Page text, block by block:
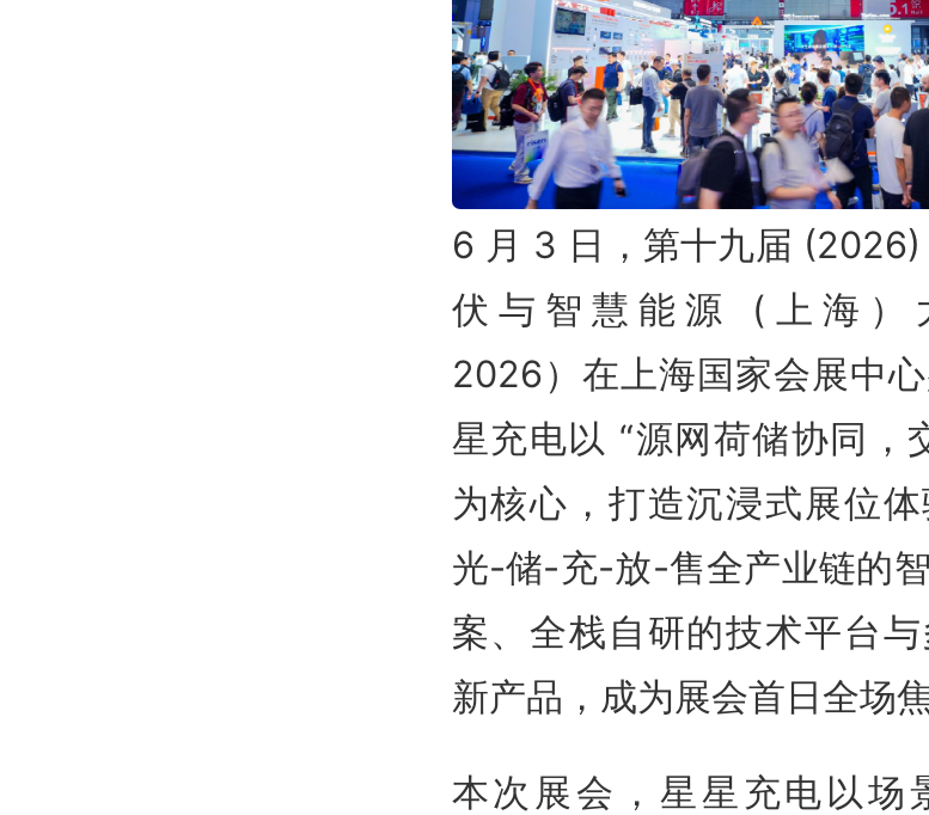
6 月 3 日，第十九届 (2026)
伏与智慧能源 (上海）
2026）在上海国家会展中
星充电以 “源网荷储协同，
为核心，打造沉浸式展位
光-储-充-放-售全产业链的
案、全栈自研的技术平台
新产品，成为展会首日全场焦
本次展会，星星充电以场